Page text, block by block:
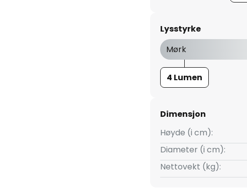
Lysstyrke
Mørk
4 Lumen
Dimensjon
Høyde (i cm):
Diameter (i cm):
Nettovekt (kg):